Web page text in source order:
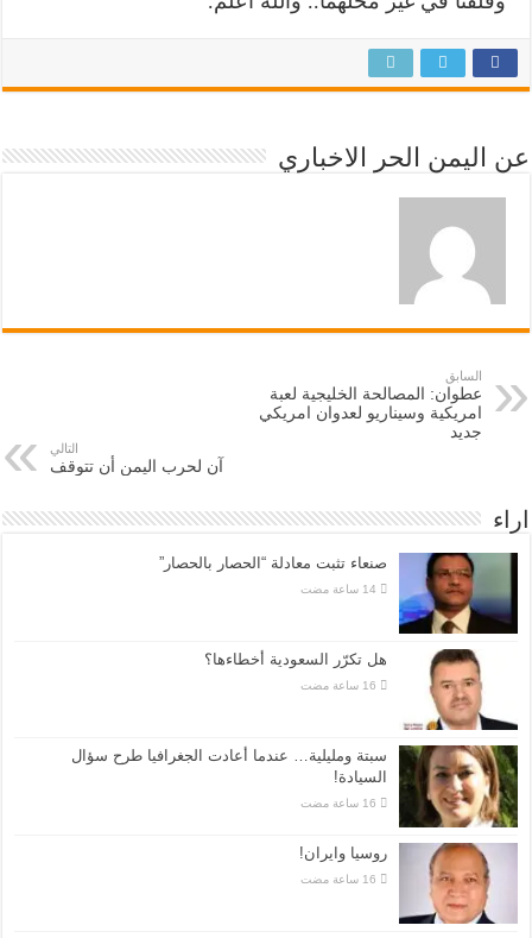
عن اليمن الحر الاخباري
السابق
عطوان: المصالحة الخليجية لعبة
امريكية وسيناريو لعدوان امريكي
جديد
التالي
آن لحرب اليمن أن تتوقف
اراء
صنعاء تثبت معادلة “الحصار بالحصار”
هل تكرّر السعودية أخطاءها؟
سبتة ومليلية… عندما أعادت الجغرافيا طرح سؤال
السيادة!
روسيا وايران!